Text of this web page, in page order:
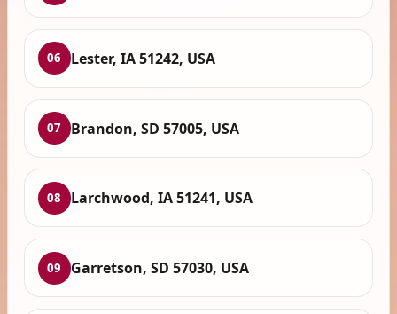
06 Lester, IA 51242, USA
07 Brandon, SD 57005, USA
08 Larchwood, IA 51241, USA
09 Garretson, SD 57030, USA